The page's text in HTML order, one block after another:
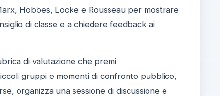
Hobbes, Locke e Rousseau per mostrare
di classe e a chiedere feedback ai
di valutazione che premi
gruppi e momenti di confronto pubblico,
organizza una sessione di discussione e